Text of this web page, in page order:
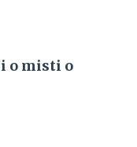
o misti o